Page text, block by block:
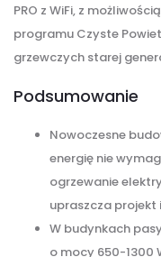
PRO z WiFi, z
programu Czyste
grzewczych starej
Podsumowanie
Nowoczesne
energię nie
ogrzewanie
upraszcza projekt
W budynkach
o mocy 650-1300